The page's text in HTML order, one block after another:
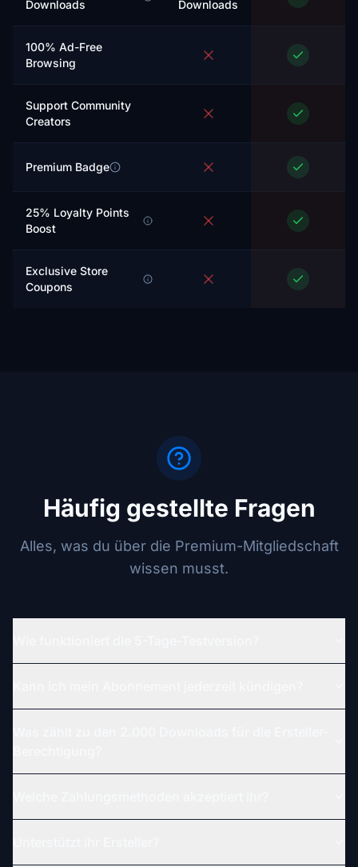
Downloads Downloads
100% Ad-Free
Browsing
Support Community
Creators
Premium Badge
25% Loyalty Points
Boost
Exclusive Store
Coupons
Häufig gestellte Fragen
Alles, was du über die Premium-Mitgliedschaft
wissen musst.